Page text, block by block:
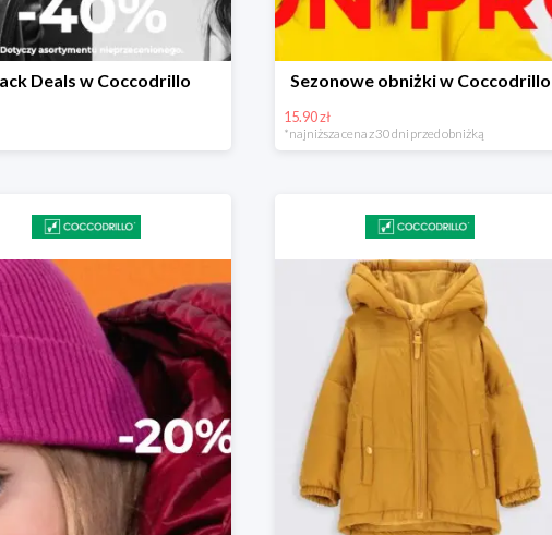
Deals w Coccodrillo Sezonowe obniżki w Coccodrillo
15.90 zł
*najniższa cena z 30 dni przed obniżką